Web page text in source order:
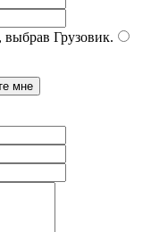
выбрав Грузовик.